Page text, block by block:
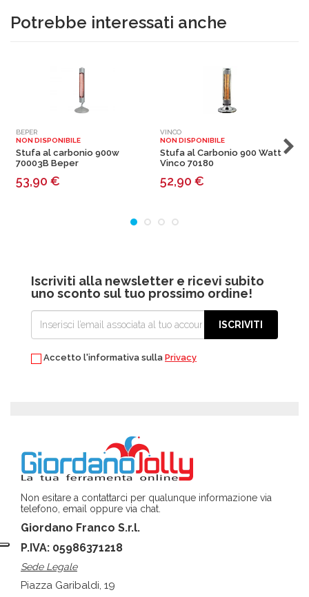
Potrebbe interessati anche
BEPER
NON DISPONIBILE
Stufa al carbonio 900w
70003B Beper
53,90 €
VINCO
NON DISPONIBILE
Stufa al Carbonio 900 Watt
Vinco 70180
52,90 €
Iscriviti alla newsletter e ricevi subito
uno sconto sul tuo prossimo ordine!
ISCRIVITI
Accetto l'informativa sulla Privacy
Non esitare a contattarci per qualunque informazione via
telefono, email oppure via chat.
Giordano Franco S.r.l.
P.IVA: 05986371218
Sede Legale
Piazza Garibaldi, 19